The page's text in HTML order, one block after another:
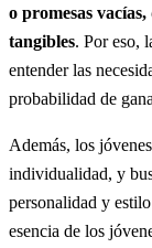
o promesas
tangibles. Por eso,
entender las
probabilidad de
Además, los
individualidad, y
personalidad y
esencia de los